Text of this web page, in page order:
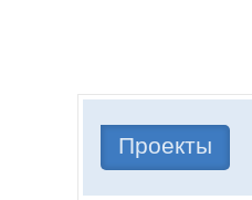
Проекты